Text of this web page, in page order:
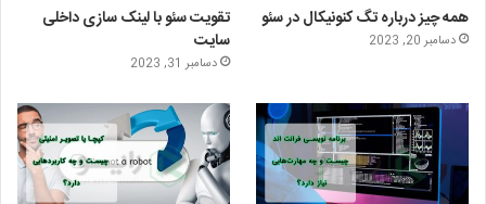
ر
م
همه چیز درباره تگ کنونیکال در سئو
دسامبر 20, 2023
تقویت سئو با لینک سازی داخلی
سایت
دسامبر 31, 2023